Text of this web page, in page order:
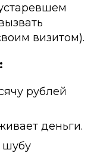
визитом).
рублей
деньги.
шубу